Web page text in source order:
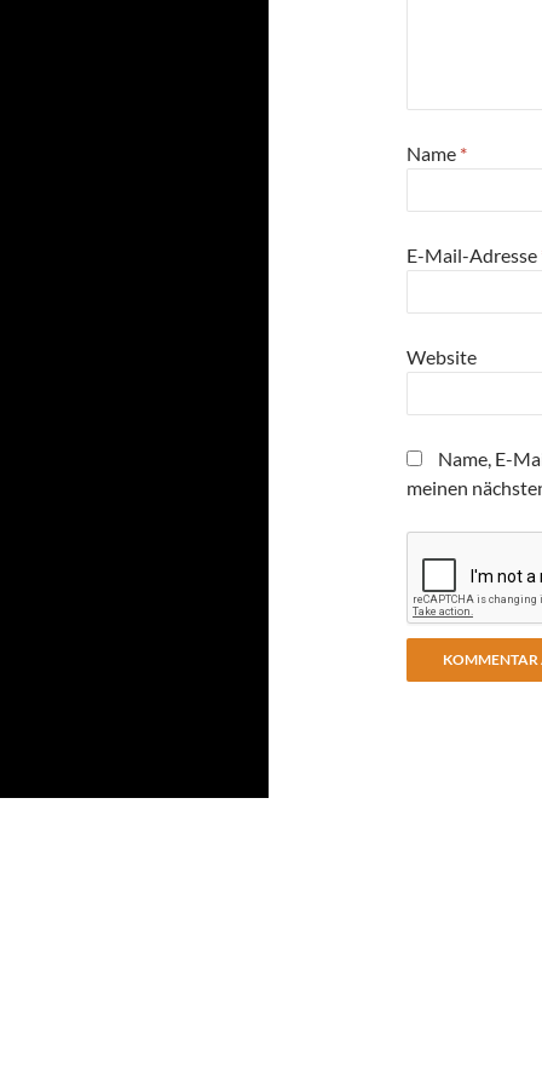
Name *
E-Mail-Adresse
Website
Name, E-
meinen